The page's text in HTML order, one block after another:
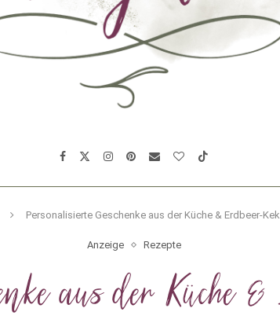
Personalisierte Geschenke aus der Küche & Erdbeer-
Anzeige Rezepte
aus der Küche